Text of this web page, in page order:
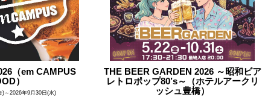
（em CAMPUS
）
)～2026年9月30日(水)
THE BEER GARDEN 2026 ～昭和ビア
レトロポップ80’s～（ホテルアークリ
ッシュ豊橋）